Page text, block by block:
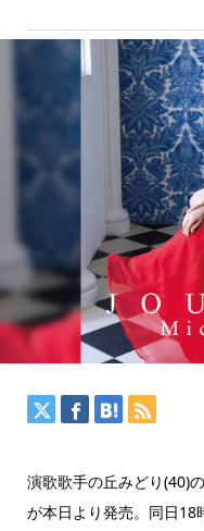
演歌歌手の丘みどり(40)
が本日より発売。同日